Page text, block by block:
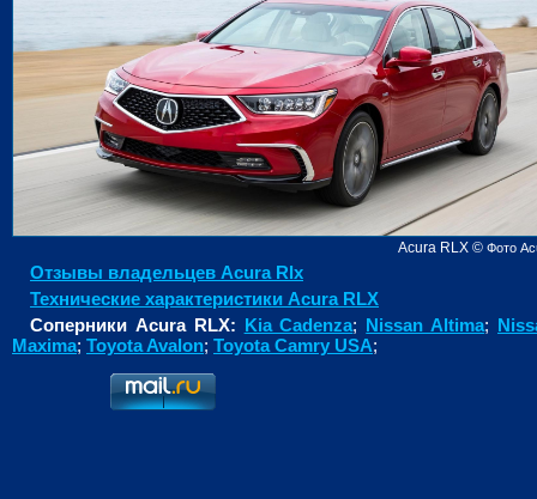
Acura RLX © Фото
Отзывы владельцев Acura Rlx
Технические характеристики Acura RLX
Соперники Acura RLX: Kia Cadenza; Nissan Altima;
Maxima; Toyota Avalon; Toyota Camry USA;